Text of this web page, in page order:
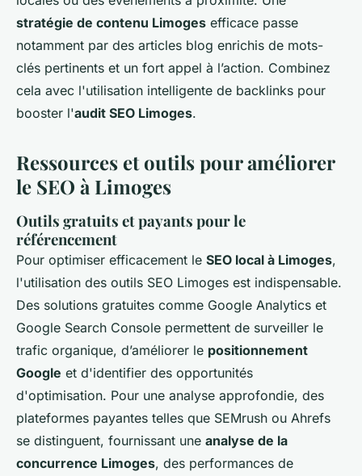
stratégie de contenu Limoges efficace passe
notamment par des articles blog enrichis de mots-
clés pertinents et un fort appel à l’action. Combinez
cela avec l'utilisation intelligente de backlinks pour
booster l'audit SEO Limoges.
Ressources et outils pour améliorer
le SEO à Limoges
Outils gratuits et payants pour le
référencement
Pour optimiser efficacement le SEO local à Limoges,
l'utilisation des outils SEO Limoges est indispensable.
Des solutions gratuites comme Google Analytics et
Google Search Console permettent de surveiller le
trafic organique, d’améliorer le positionnement
Google et d'identifier des opportunités
d'optimisation. Pour une analyse approfondie, des
plateformes payantes telles que SEMrush ou Ahrefs
se distinguent, fournissant une analyse de la
concurrence Limoges, des performances de